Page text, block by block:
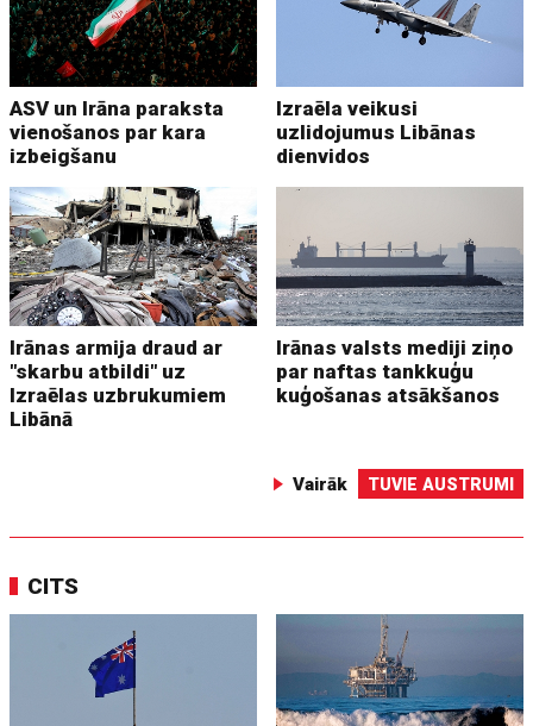
ASV un Irāna paraksta
vienošanos par kara
izbeigšanu
Izraēla veikusi
uzlidojumus Libānas
dienvidos
Irānas armija draud ar
"skarbu atbildi" uz
Izraēlas uzbrukumiem
Libānā
Irānas valsts mediji ziņo
par naftas tankkuģu
kuģošanas atsākšanos
Vairāk TUVIE AUSTRUMI
CITS